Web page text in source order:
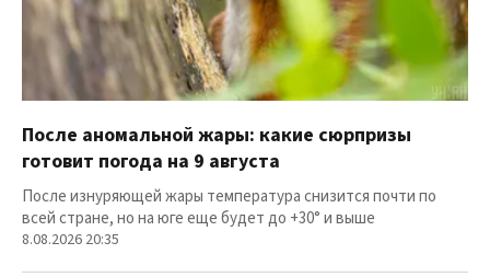
После аномальной жары: какие сюрпризы
готовит погода на 9 августа
После изнуряющей жары температура снизится почти по
всей стране, но на юге еще будет до +30° и выше
8.08.2026 20:35